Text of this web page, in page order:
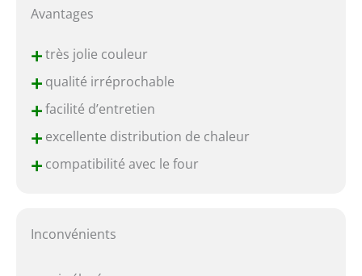
Avantages
+très jolie couleur
+qualité irréprochable
+facilité d’entretien
+excellente distribution de chaleur
+compatibilité avec le four
Inconvénients